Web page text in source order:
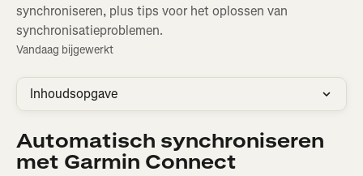
synchroniseren, plus tips voor het oplossen van
synchronisatieproblemen.
Vandaag bijgewerkt
Inhoudsopgave
Automatisch synchroniseren
met Garmin Connect